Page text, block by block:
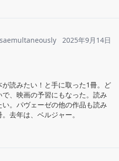
saemultaneously 2025年9月14日
読みたい！と手に取った1冊。ど
、映画の予習にもなった。読み
。パヴェーゼの他の作品も読み
去年は、ベルジャー。